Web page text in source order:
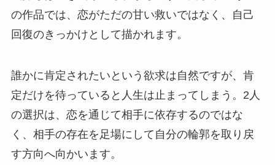
の作品では、恋がただの甘い救いではなく、自己
回復のきっかけとして描かれます。
誰かに肯定されたいという欲求は自然ですが、肯
定だけを待っていると人生は止まってしまう。2人
の選択は、恋を通じて相手に依存するのではな
く、相手の存在を足場にして自分の輪郭を取り戻
す方向へ向かいます。